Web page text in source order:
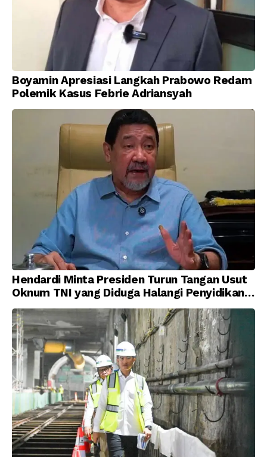
Boyamin Apresiasi Langkah Prabowo Redam
Polemik Kasus Febrie Adriansyah
Hendardi Minta Presiden Turun Tangan Usut
Oknum TNI yang Diduga Halangi Penyidikan
Korupsi